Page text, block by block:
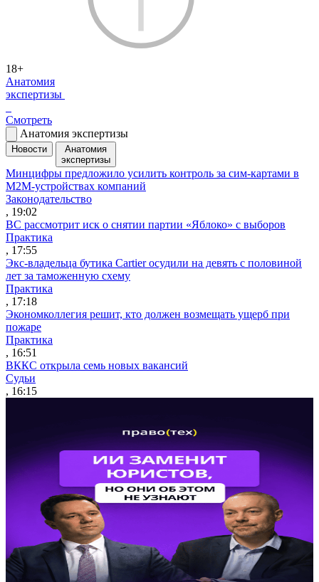
18+
Анатомия
экспертизы
Смотреть
Анатомия экспертизы
Новости
Анатомия
экспертизы
Минцифры предложило усилить контроль за сим-картами в
M2M-устройствах компаний
Законодательство
, 19:02
ВС рассмотрит иск о снятии партии «Яблоко» с выборов
Практика
, 17:55
Экс-владельца бутика Cartier осудили на девять с половиной
лет за таможенную схему
Практика
, 17:18
Экономколлегия решит, кто должен возмещать ущерб при
пожаре
Практика
, 16:51
ВККС открыла семь новых вакансий
Судьи
, 16:15